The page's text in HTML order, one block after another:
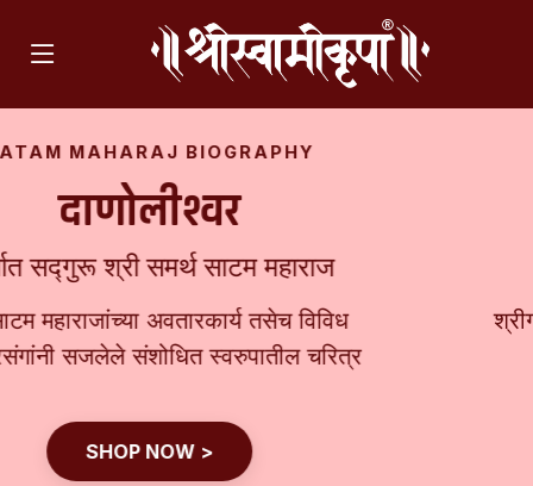
PICTURE BIOGRAPHY
।। माऊली ।।
श्रीगजानन महाराज
श्रीगजानन महाराजांच्या वैविध्यपूर्ण 'भाव'मुद्रा